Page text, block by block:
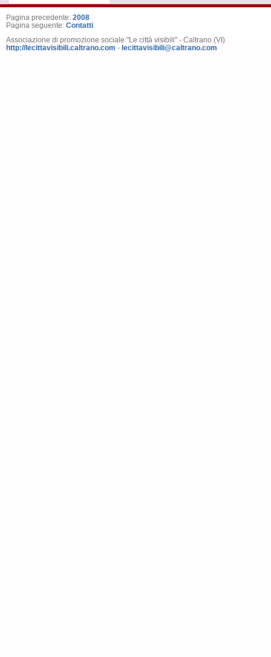
Pagina precedente: 2008
Pagina seguente: Contatti
Associazione di promozione sociale "Le città visibili" - Caltrano (VI)
http://lecittavisibili.caltrano.com - lecittavisibili@caltrano.com